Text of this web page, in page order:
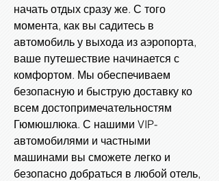
начать отдых сразу же. С того
момента, как вы садитесь в
автомобиль у выхода из аэропорта,
ваше путешествие начинается с
комфортом. Мы обеспечиваем
безопасную и быструю доставку ко
всем достопримечательностям
Гюмюшлюка. С нашими VIP-
автомобилями и частными
машинами вы сможете легко и
безопасно добраться в любой отель,